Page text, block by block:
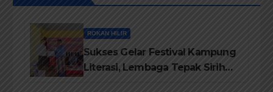
ROKAN HILIR
Sukses Gelar Festival Kampung
Literasi, Lembaga Tepak Sirih